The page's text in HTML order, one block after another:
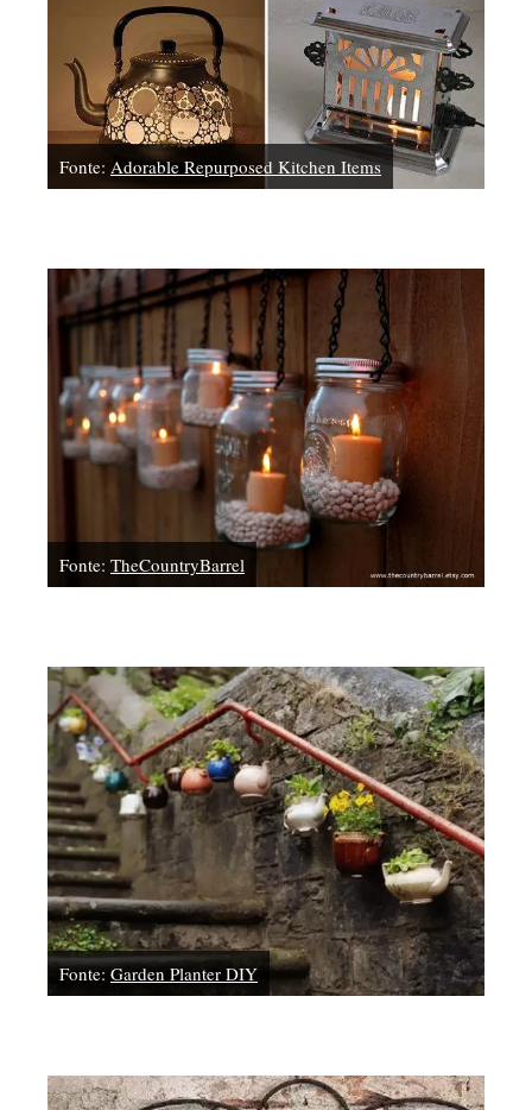
Fonte: Adorable Repurposed Kitchen Items
Fonte: TheCountryBarrel
Fonte: Garden Planter DIY